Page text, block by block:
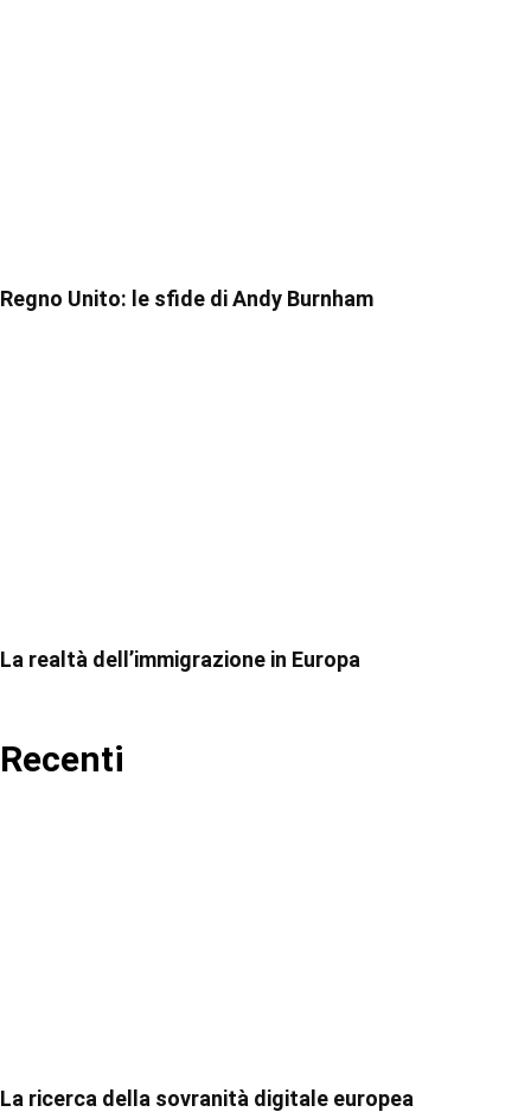
Regno Unito: le sfide di Andy Burnham
La realtà dell’immigrazione in Europa
Recenti
La ricerca della sovranità digitale europea